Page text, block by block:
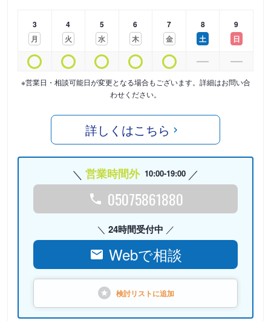
3
月
4
火
5
水
6
木
7
金
8
土
9
日
※営業日・相談可能日が変更となる場合もございます。詳細はお問い合
わせください。
詳しくはこちら
営業時間外 10:00-19:00
05075861880
24時間受付中
Webで相談
検討リストに追加